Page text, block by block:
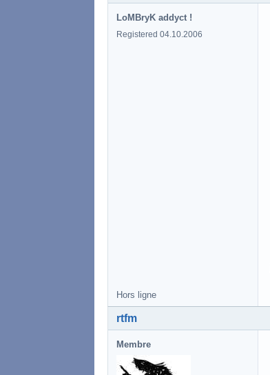
LoMBryK addyct !
Registered 04.10.2006
Hors ligne
rtfm
Membre